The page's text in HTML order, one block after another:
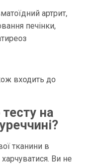
артрит,
печінки,
входить до
на
тканини в
Ви не